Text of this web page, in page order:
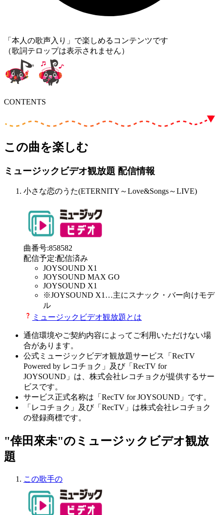
「本人の歌声入り」で楽しめるコンテンツです
（歌詞テロップは表示されません）
CONTENTS
この曲を楽しむ
ミュージックビデオ観放題 配信情報
小さな恋のうた(ETERNITY～Love&Songs～LIVE)
曲番号:858582
配信予定:配信済み
JOYSOUND X1
JOYSOUND MAX GO
JOYSOUND X1
※JOYSOUND X1 …主にスナック・バー向けモデ
ル
ミュージックビデオ観放題とは
通信環境やご契約内容によってご利用いただけない場
合があります。
公式ミュージックビデオ観放題サービス「RecTV
Powered by レコチョク」及び「RecTV for
JOYSOUND」は、株式会社レコチョクが提供するサー
ビスです。
サービス正式名称は「RecTV for JOYSOUND」です。
「レコチョク」及び「RecTV」は株式会社レコチョク
の登録商標です。
"倖田來未"のミュージックビデオ観放
題
この歌手の